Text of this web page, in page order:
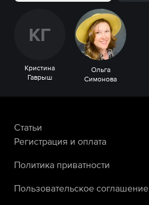
КГ
Кристина
Гаврыш
Ольга
Симонова
Статьи
Регистрация и оплата
Политика приватности
Пользовательское соглашение